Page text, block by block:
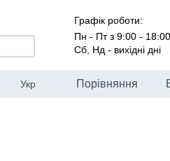
Графік роботи:
Пн - Пт з 9:00 - 18:00
Сб, Нд - вихідні дні
Укр Порівняння